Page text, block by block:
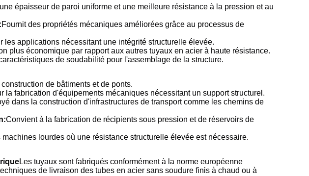
épaisseur de paroi uniforme et une meilleure résistance à la pression et au
Fournit des propriétés mécaniques améliorées grâce au processus de
les applications nécessitant une intégrité structurelle élevée.
plus économique par rapport aux autres tuyaux en acier à haute résistance.
de soudabilité pour l'assemblage de la structure.
de bâtiments et de ponts.
la fabrication d'équipements mécaniques nécessitant un support structurel.
dans la construction d'infrastructures de transport comme les chemins de
Convient à la fabrication de récipients sous pression et de réservoirs de
lourdes où une résistance structurelle élevée est nécessaire.
Les tuyaux sont fabriqués conformément à la norme européenne
de livraison des tubes en acier sans soudure finis à chaud ou à